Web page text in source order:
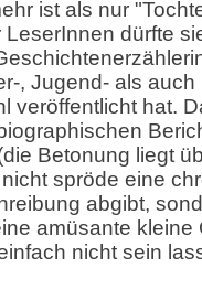
ist als nur
LeserInnen dürfte
, Jugend- als
veröffentlicht hat.
Betonung liegt
spröde eine
abgibt,
amüsante
nicht sein